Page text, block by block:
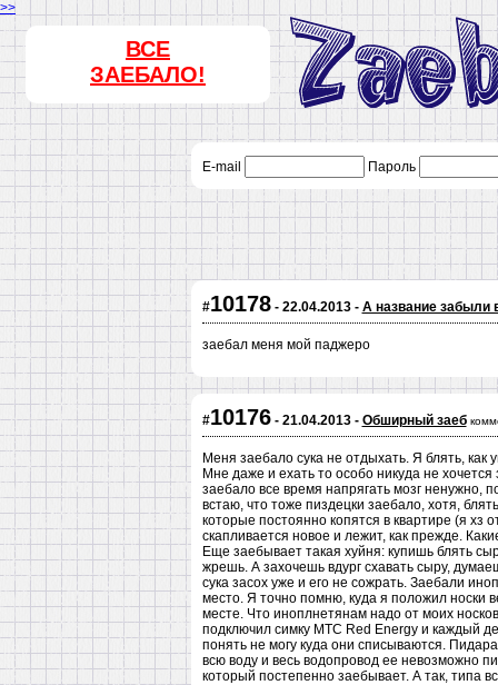
>>
ВСЕ
ЗАЕБАЛО!
E-mail Пароль
#10178- 22.04.2013 - А название забыли
заебал меня мой паджеро
#10176- 21.04.2013 - Обширный заеб
Меня заебало сука не отдыхать. Я блять, как
Мне даже и ехать то особо никуда не хочется
заебало все время напрягать мозг ненужно,
встаю, что тоже пиздецки заебало, хотя,
которые постоянно копятся в квартире (я хз
скапливается новое и лежит, как прежде.
Еще заебывает такая хуйня: купишь блять
жрешь. А захочешь вдург схавать сыру,
сука засох уже и его не сожрать. Заебали
место. Я точно помню, куда я положил носки
месте. Что иноплнетянам надо от моих
подключил симку МТС Red Energy и каждый
понять не могу куда они списываются.
всю воду и весь водопровод ее невозможно
который постепенно заебывает. А так, типа